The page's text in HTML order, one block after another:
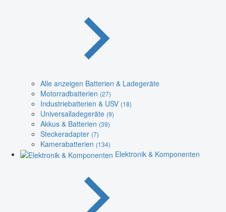
Alle anzeigen Batterien & Ladegeräte
Motorradbatterien (27)
Industriebatterien & USV (18)
Universalladegeräte (9)
Akkus & Batterien (39)
Steckeradapter (7)
Kamerabatterien (134)
Elektronik & Komponenten